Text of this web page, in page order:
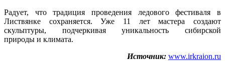
Радует, что традиция проведения ледового фестиваля в
Листвянке сохраняется. Уже 11 лет мастера создают
скульптуры, подчеркивая уникальность сибирской
природы и климата.
Источник: www.irkraion.ru